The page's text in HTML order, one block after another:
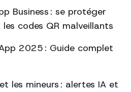
Business : se protéger
codes QR malveillants
2025 : Guide complet
les mineurs : alertes IA et